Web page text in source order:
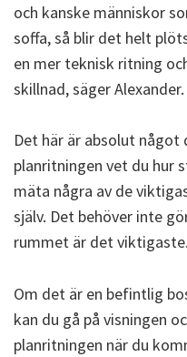
och kanske människor
soffa, så blir det helt
en mer teknisk ritning
skillnad, säger Alexander.
Det här är absolut något
planritningen vet du hur
mäta några av de
själv. Det behöver inte
rummet är det viktigaste.
Om det är en befintlig
kan du gå på visningen
planritningen när du